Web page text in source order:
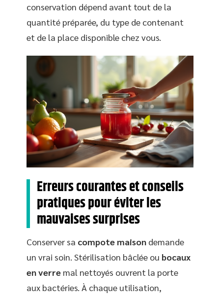
conservation dépend avant tout de la
quantité préparée, du type de contenant
et de la place disponible chez vous.
Erreurs courantes et conseils
pratiques pour éviter les
mauvaises surprises
Conserver sa compote maison demande
un vrai soin. Stérilisation bâclée ou bocaux
en verre mal nettoyés ouvrent la porte
aux bactéries. À chaque utilisation,